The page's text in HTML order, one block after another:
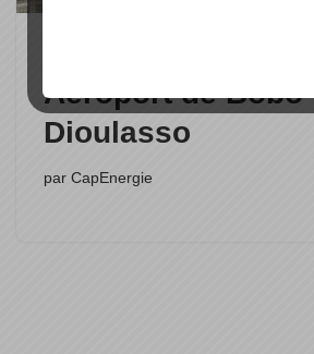
Aéroport de Bobo-
Dioulasso
par CapEnergie